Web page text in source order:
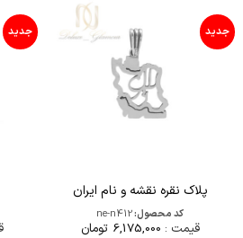
جدید
پلاک نقره نقشه و نام ایران
کد محصول:ne-n412
قیمت : 6,175,000 تومان
جدید